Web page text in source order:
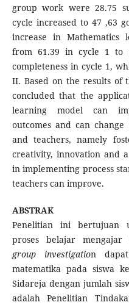
group work were 28.75
cycle increased to 47 ,63
increase in Mathematics
from 61.39 in cycle 1 to
completeness in cycle 1,
II. Based on the results of
concluded that the
learning model can
outcomes and can
and teachers, namely
creativity, innovation and
in implementing process
teachers can improve.
ABSTRAK
Penelitian ini bertujuan
proses belajar mengajar
group investigation
matematika pada siswa
Sidareja dengan jumlah
adalah Penelitian